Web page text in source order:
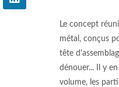
Le concept
métal, conçus
tête
dénouer... Il y
volume, les